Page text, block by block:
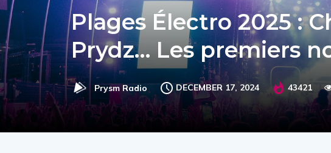
Plages Électro 2025 :
Prydz… Les premiers
Prysm Radio DECEMBER 17, 2024 43421